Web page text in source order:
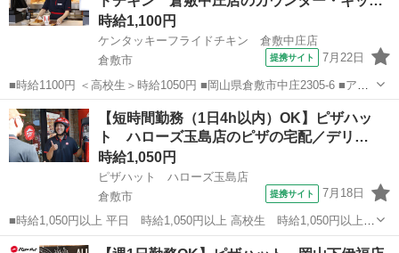
時給1,100円
ケンタッキーフライドチキン 倉敷中庄店
倉敷市
提携サイト 7月22日
■時給1100円 ＜高校生＞時給1050円 ■岡山県倉敷市中庄2305-6 ■アル
バイト、パート ■未経験歓迎、高校生OK、フリーター歓迎、ミドル
（40代～）活躍中、エルダー（50代～）活躍中、シニア（60代～）活
躍中、ボー...
岡山 倉敷市 ファーストフード
【短時間勤務（1日4h以内）OK】ピザハッ
ト ハローズ玉島店のピザの宅配／デリ…
時給1,050円
ピザハット ハローズ玉島店
倉敷市
提携サイト 7月18日
■時給1,050円以上 平日 時給1,050円以上 高校生 時給1,050円以上 ■
岡山県倉敷市玉島1916ー6 ハローズ玉島モール南エリア ■アルバイ
岡山 倉敷市 ファーストフード